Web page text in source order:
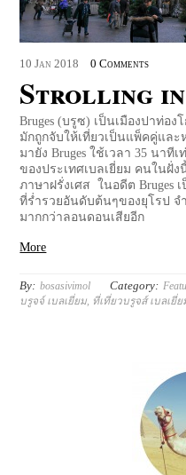
10 Jan 2018 0 Comments
Strolling
Bruges (บรูซ) เป็นเมืองปาท่อง
มักถูกจับให้เที่ยวเป็นแพ็คคู่และ
มายัง Bruges ใช้เวลา 35 นาที
ของประเทศเบลเยี่ยม คนในฝั่
ภาษาฝรั่งเศส ในอดีต Bruges
ที่ร่ำรวยอันดับต้นๆของยุโรป
มากกว่าลอนดอนเสียอีก
More
By: bosasivimol Category:
บรูจจ์ เบลเยี่ยม, ที่เที่ยวบรูจส์ เบลเยี่ย